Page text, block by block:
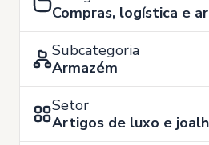
Compras, logística e
Subcategoria
Armazém
Setor
Artigos de luxo e